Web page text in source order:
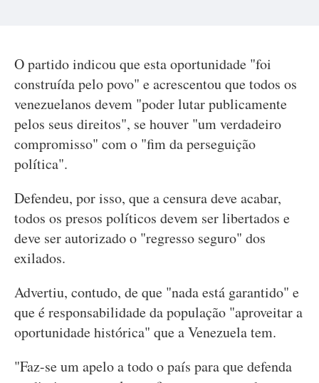
O partido indicou que esta oportunidade "foi
construída pelo povo" e acrescentou que todos os
venezuelanos devem "poder lutar publicamente
pelos seus direitos", se houver "um verdadeiro
compromisso" com o "fim da perseguição
política".
Defendeu, por isso, que a censura deve acabar,
todos os presos políticos devem ser libertados e
deve ser autorizado o "regresso seguro" dos
exilados.
Advertiu, contudo, de que "nada está garantido" e
que é responsabilidade da população "aproveitar a
oportunidade histórica" que a Venezuela tem.
"Faz-se um apelo a todo o país para que defenda